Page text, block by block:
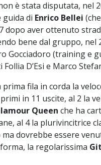
è stata disputata, nel
di Enrico Bellei
dopo aver ottenuto
bene dal gruppo,
Gocciadoro (training e
Follia D’Esi e Marco
prima fila in corda la
in 11 uscite, al 2 la
Queen che ha
al 4 la plurivincitrice
dovrebbe essere
la regolarissima